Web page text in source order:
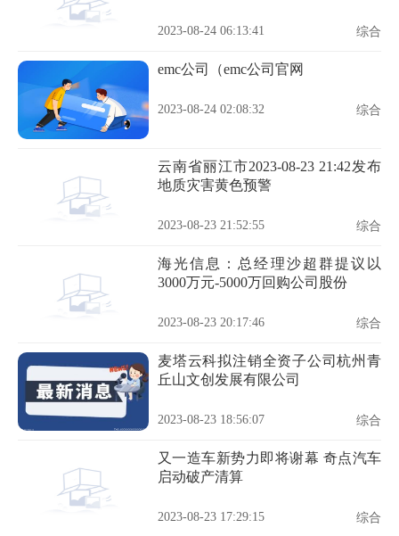
2023-08-24 06:13:41 综合
emc公司（emc公司官网
2023-08-24 02:08:32 综合
云南省丽江市2023-08-23 21:42发布
地质灾害黄色预警
2023-08-23 21:52:55 综合
海光信息：总经理沙超群提议以
3000万元-5000万回购公司股份
2023-08-23 20:17:46 综合
麦塔云科拟注销全资子公司杭州青
丘山文创发展有限公司
2023-08-23 18:56:07 综合
又一造车新势力即将谢幕 奇点汽车
启动破产清算
2023-08-23 17:29:15 综合